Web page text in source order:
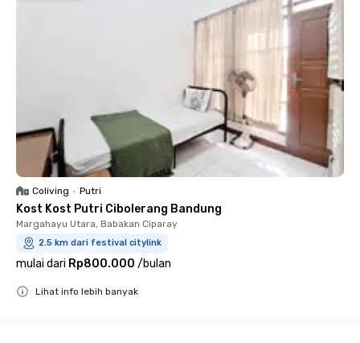
Coliving • Putri
Kost Kost Putri Cibolerang Bandung
Margahayu Utara, Babakan Ciparay
2.5 km dari festival citylink
mulai dari Rp800.000 /bulan
Lihat info lebih banyak